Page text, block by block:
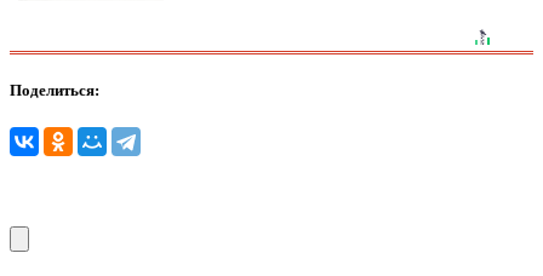
Поделиться: